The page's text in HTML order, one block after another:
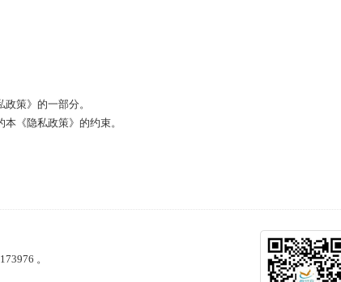
策》的一部分。
《隐私政策》的约束。
。